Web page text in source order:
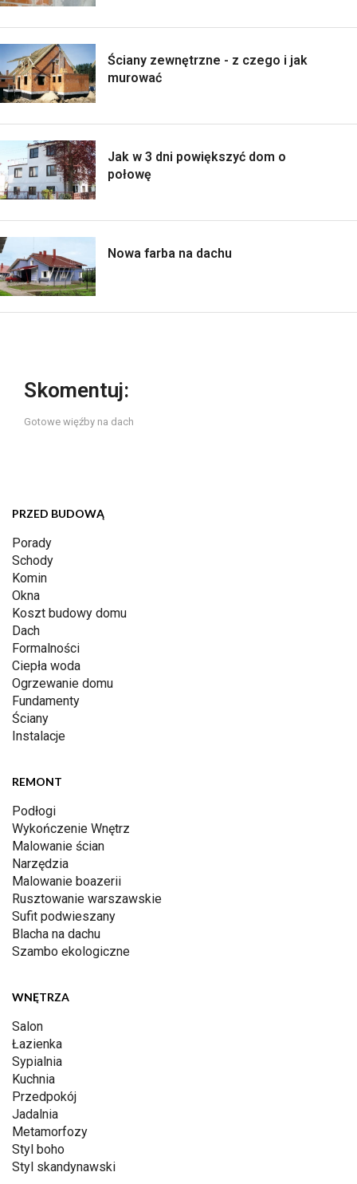
Ściany zewnętrzne - z czego i jak
murować
Jak w 3 dni powiększyć dom o
połowę
Nowa farba na dachu
Skomentuj:
Gotowe więźby na dach
PRZED BUDOWĄ
Porady
Schody
Komin
Okna
Koszt budowy domu
Dach
Formalności
Ciepła woda
Ogrzewanie domu
Fundamenty
Ściany
Instalacje
REMONT
Podłogi
Wykończenie Wnętrz
Malowanie ścian
Narzędzia
Malowanie boazerii
Rusztowanie warszawskie
Sufit podwieszany
Blacha na dachu
Szambo ekologiczne
WNĘTRZA
Salon
Łazienka
Sypialnia
Kuchnia
Przedpokój
Jadalnia
Metamorfozy
Styl boho
Styl skandynawski